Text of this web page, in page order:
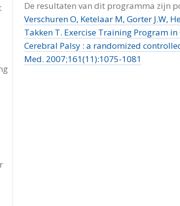
De resultaten van dit programma zijn
Verschuren O, Ketelaar M, Gorter J.W,
Takken T. Exercise Training Program
Cerebral Palsy : a randomized
Med. 2007;161(11):1075-1081